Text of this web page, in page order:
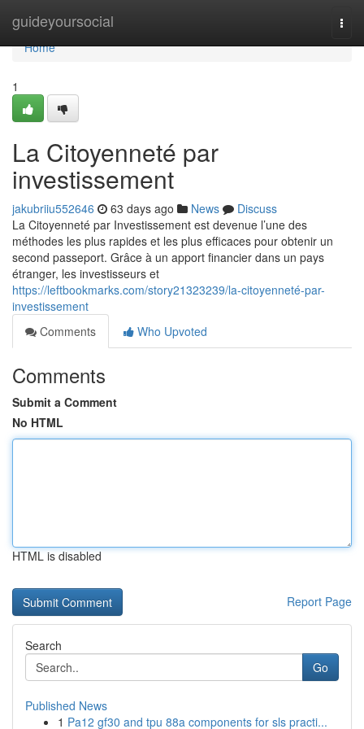
guideyoursocial
Home
Home
1
La Citoyenneté par
investissement
jakubriiu552646 63 days ago News
Discuss
La Citoyenneté par Investissement est devenue l’une des
méthodes les plus rapides et les plus efficaces pour obtenir un
second passeport. Grâce à un apport financier dans un pays
étranger, les investisseurs et
https://leftbookmarks.com/story21323239/la-citoyenneté-par-
investissement
Comments
Who Upvoted
Comments
Submit a Comment
No HTML
HTML is disabled
Report Page
Search
Go
Published News
1 Pa12 gf30 and tpu 88a components for sls practi...